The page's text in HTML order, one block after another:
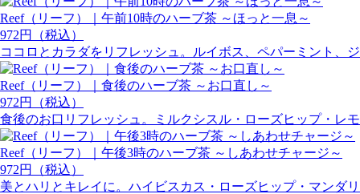
Reef（リーフ）｜午前10時のハーブ茶 ～ほっと一息～
972円（税込）
ココロとカラダをリフレッシュ。ルイボス、ペパーミント、
Reef（リーフ）｜食後のハーブ茶 ～お口直し～
972円（税込）
食後のお口リフレッシュ。ミルクシスル・ローズヒップ・レ
Reef（リーフ）｜午後3時のハーブ茶 ～しあわせチャージ～
972円（税込）
美とハリとキレイに。ハイビスカス・ローズヒップ・マンダ